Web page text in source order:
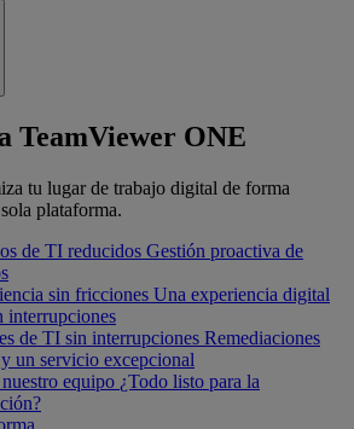
TeamViewer ONE
tu lugar de trabajo digital de forma
plataforma.
de TI reducidos Gestión proactiva de
sin fricciones Una experiencia digital
interrupciones
de TI sin interrupciones Remediaciones
un servicio excepcional
equipo ¿Todo listo para la